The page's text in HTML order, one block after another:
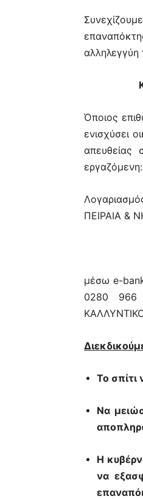
αλληλεγγύη
Όποιος
ενισχύσει
απευθείας
εργαζόμενη:
ΠΕΙΡΑΙΑ &
μέσω e-
0280 966
Το σπίτι
Να
Η
να